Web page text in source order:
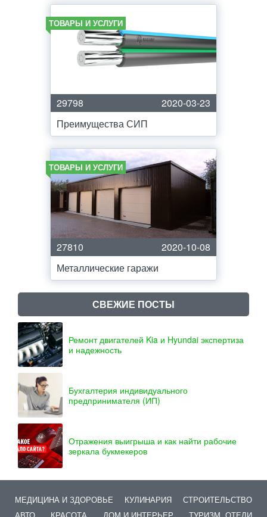
ТОВАРЫ И УСЛУГИ
29798
2020-03-23
Преимущества СИП
ТОВАРЫ И УСЛУГИ
27810
2020-10-08
Металлические гаражи
СВЕЖИЕ ПОСТЫ
Ремонт двигателей Kia и Hyundai экспертиза
и надежность
Бухгалтерия индивидуального
предпринимателя (ИП)
Отражения выигрыша и как найти рабочие
зеркала букмекеров
МЕДИЦИНА И ЗДОРОВЬЕ КУЛИНАРИЯ
СТРОИТЕЛЬСТВО